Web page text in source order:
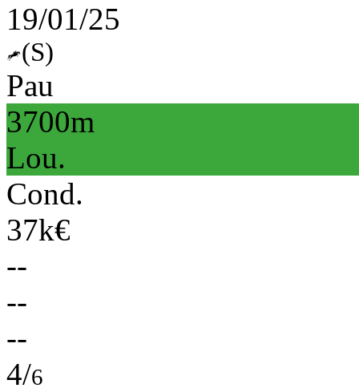
19/01/25
(S)
Pau
3700m
Lou.
Cond.
37k€
--
--
--
4/6